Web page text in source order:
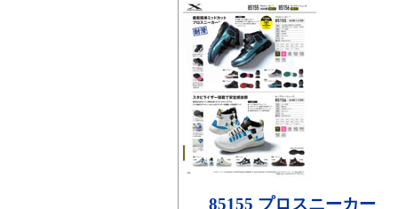
85155 プロスニーカー